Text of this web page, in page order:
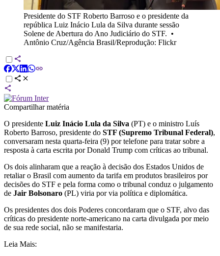
Presidente do STF Roberto Barroso e o presidente da
república Luiz Inácio Lula da Silva durante sessão
Solene de Abertura do Ano Judiciário do STF. •
Antônio Cruz/Agência Brasil/Reprodução: Flickr
Compartilhar matéria
O presidente Luiz Inácio Lula da Silva (PT) e o ministro Luís
Roberto Barroso, presidente do STF (Supremo Tribunal Federal),
conversaram nesta quarta-feira (9) por telefone para tratar sobre a
resposta à carta escrita por Donald Trump com críticas ao tribunal.
Os dois alinharam que a reação à decisão dos Estados Unidos de
retaliar o Brasil com aumento da tarifa em produtos brasileiros por
decisões do STF e pela forma como o tribunal conduz o julgamento
de Jair Bolsonaro (PL) viria por via política e diplomática.
Os presidentes dos dois Poderes concordaram que o STF, alvo das
críticas do presidente norte-americano na carta divulgada por meio
de sua rede social, não se manifestaria.
Leia Mais: